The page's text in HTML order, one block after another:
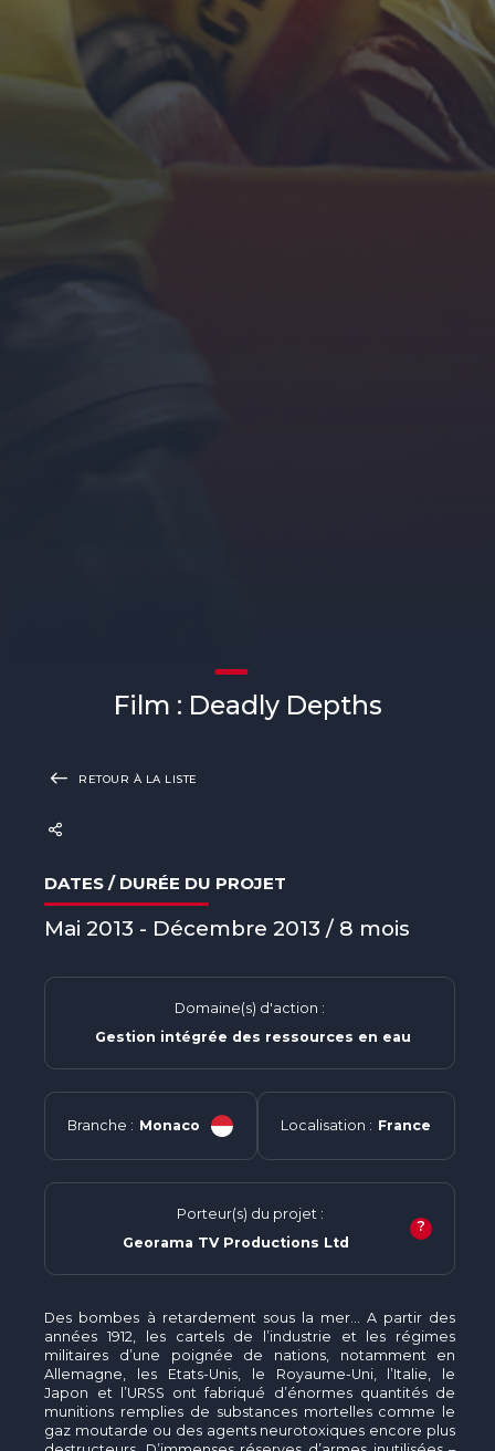
Film : Deadly Depths
RETOUR À LA LISTE
DATES / DURÉE DU PROJET
Mai 2013 - Décembre 2013 / 8 mois
Domaine(s) d'action :
Gestion intégrée des ressources en eau
Branche : Monaco Localisation : France
Porteur(s) du projet :
Georama TV Productions Ltd
?
Des bombes à retardement sous la mer… A partir des
années 1912, les cartels de l’industrie et les régimes
militaires d’une poignée de nations, notamment en
Allemagne, les Etats-Unis, le Royaume-Uni, l’Italie, le
Japon et l’URSS ont fabriqué d’énormes quantités de
munitions remplies de substances mortelles comme le
gaz moutarde ou des agents neurotoxiques encore plus